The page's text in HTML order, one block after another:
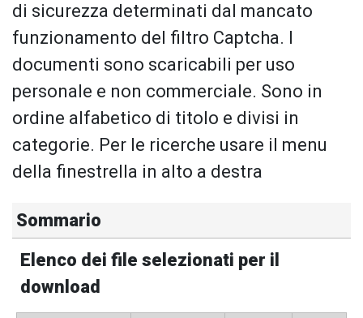
di sicurezza determinati dal mancato
funzionamento del filtro Captcha. I
documenti sono scaricabili per uso
personale e non commerciale. Sono in
ordine alfabetico di titolo e divisi in
categorie. Per le ricerche usare il menu
della finestrella in alto a destra
Sommario
Elenco dei file selezionati per il
download